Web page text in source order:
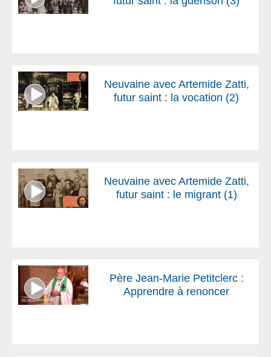
Neuvaine avec Artemide Zatti,
futur saint : la vocation (2)
Neuvaine avec Artemide Zatti,
futur saint : le migrant (1)
Père Jean-Marie Petitclerc :
Apprendre à renoncer